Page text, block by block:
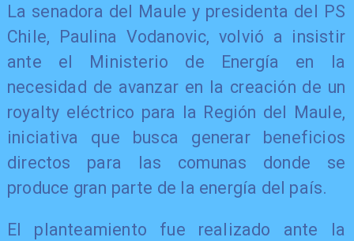
La senadora del Maule y presidenta del PS
Chile, Paulina Vodanovic, volvió a insistir
ante el Ministerio de Energía en la
necesidad de avanzar en la creación de un
royalty eléctrico para la Región del Maule,
iniciativa que busca generar beneficios
directos para las comunas donde se
produce gran parte de la energía del país.
El planteamiento fue realizado ante la